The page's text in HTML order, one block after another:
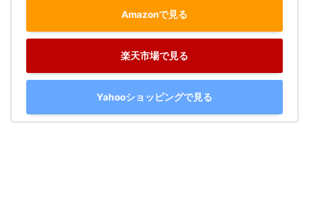
Amazonで見る
楽天市場で見る
Yahooショッピングで見る